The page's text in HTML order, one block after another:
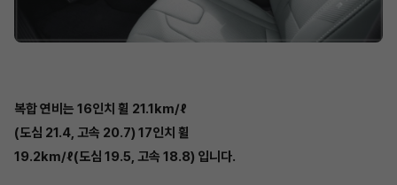
복합 연비는 16인치 휠 21.1km/ℓ
(도심 21.4, 고속 20.7) 17인치 휠
19.2km/ℓ(도심 19.5, 고속 18.8) 입니다.